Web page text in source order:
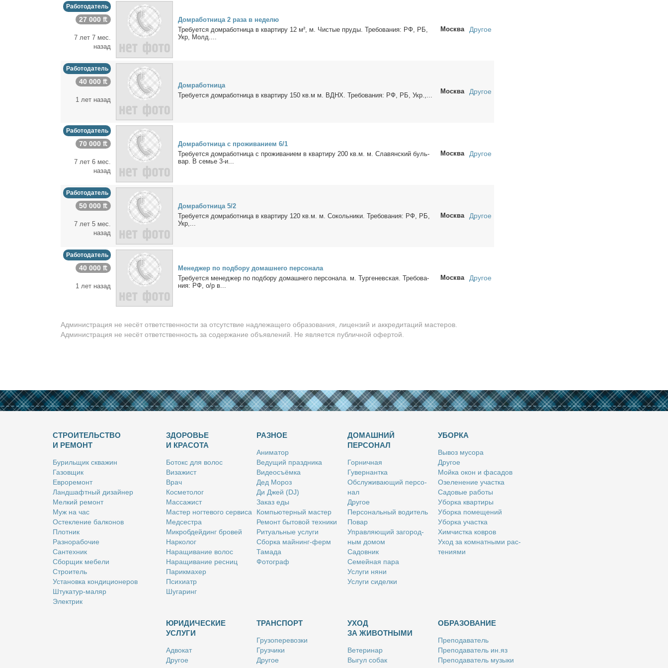
Работодатель
27 000 ₶
7 лет 7 мес.
назад
Дом­ра­бот­ни­ца 2 ра­за в неде­лю
Тре­бу­ет­ся дом­ра­бот­ни­ца в квар­ти­ру 12 м², м. Чи­стые пру­ды. Тре­бо­ва­ния: РФ, РБ,
Укр, Молд....
Москва Другое
Работодатель
40 000 ₶
1 лет назад
Дом­ра­бот­ни­ца
Тре­бу­ет­ся дом­ра­бот­ни­ца в квар­ти­ру 150 кв.м м. ВДНХ. Тре­бо­ва­ния: РФ, РБ, Укр.,...
Москва Другое
Работодатель
70 000 ₶
7 лет 6 мес.
назад
Дом­ра­бот­ни­ца с про­жи­ва­ни­ем 6/1
Тре­бу­ет­ся дом­ра­бот­ни­ца с про­жи­ва­ни­ем в квар­ти­ру 200 кв.м. м. Сла­вян­ский буль­
вар. В се­мье 3-и...
Москва Другое
Работодатель
50 000 ₶
7 лет 5 мес.
назад
Дом­ра­бот­ни­ца 5/2
Тре­бу­ет­ся дом­ра­бот­ни­ца в квар­ти­ру 120 кв.м. м. Со­коль­ни­ки. Тре­бо­ва­ния: РФ, РБ,
Укр,...
Москва Другое
Работодатель
40 000 ₶
1 лет назад
Ме­не­джер по под­бо­ру до­маш­не­го пер­со­на­ла
Тре­бу­ет­ся ме­не­джер по под­бо­ру до­маш­не­го пер­со­на­ла. м. Тур­ге­нев­ская. Тре­бо­ва­
ния: РФ, о/р в...
Москва Другое
Администрация не несёт ответственности за отсутствие надлежащего образования, лицензий и аккредитаций мастеров.
Администрация не несёт ответственность за содержание объявлений. Не является публичной офертой.
СТРОИТЕЛЬСТВО
И РЕМОНТ
Бу­риль­щик сква­жин
Га­зов­щик
Ев­ро­ре­монт
Ланд­шафт­ный ди­зай­нер
Мел­кий ре­монт
Муж на час
Остек­ле­ние бал­ко­нов
Плот­ник
Раз­но­ра­бо­чие
Сан­тех­ник
Сбор­щик ме­бе­ли
Стро­и­тель
Уста­нов­ка кон­ди­ци­о­не­ров
Шту­ка­тур-ма­ляр
Элек­трик
ЗДОРОВЬЕ
И КРАСОТА
Бо­токс для во­лос
Ви­за­жист
Врач
Кос­ме­то­лог
Мас­са­жист
Ма­стер ног­те­во­го сер­ви­са
Мед­сест­ра
Мик­роб­дей­динг бро­вей
Нар­ко­лог
На­ра­щи­ва­ние во­лос
На­ра­щи­ва­ние рес­ниц
Па­рик­махер
Пси­хи­атр
Шу­га­ринг
РАЗНОЕ
Ани­ма­тор
Ве­ду­щий празд­ни­ка
Ви­део­съём­ка
Дед Мо­роз
Ди Джей (DJ)
За­каз еды
Ком­пью­тер­ный ма­стер
Ре­монт бы­то­вой тех­ни­ки
Ри­ту­аль­ные услу­ги
Сбор­ка май­нинг-ферм
Та­ма­да
Фо­то­граф
ДОМАШНИЙ
ПЕРСОНАЛ
Гор­нич­ная
Гу­вер­нант­ка
Об­слу­жи­ва­ю­щий пер­со­
нал
Дру­гое
Пер­со­наль­ный во­ди­тель
По­вар
Управ­ля­ю­щий за­го­род­
ным до­мом
Са­дов­ник
Се­мей­ная па­ра
Услу­ги ня­ни
Услу­ги си­дел­ки
УБОРКА
Вы­воз му­со­ра
Дру­гое
Мой­ка окон и фа­са­дов
Озе­ле­не­ние участ­ка
Са­до­вые ра­бо­ты
Убор­ка квар­ти­ры
Убор­ка по­ме­ще­ний
Убор­ка участ­ка
Хим­чист­ка ков­ров
Уход за ком­нат­ны­ми рас­
те­ни­я­ми
ЮРИДИЧЕСКИЕ
УСЛУГИ
Адво­кат
Дру­гое
ТРАНСПОРТ
Гру­зо­пе­ре­воз­ки
Груз­чи­ки
Дру­гое
УХОД
ЗА ЖИВОТНЫМИ
Ве­те­ри­нар
Вы­гул со­бак
ОБРАЗОВАНИЕ
Пре­по­да­ва­тель
Пре­по­да­ва­тель ин.яз
Пре­по­да­ва­тель му­зы­ки